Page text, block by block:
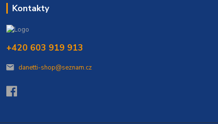
Kontakty
+420 603 919 913
danetti-shop@seznam.cz